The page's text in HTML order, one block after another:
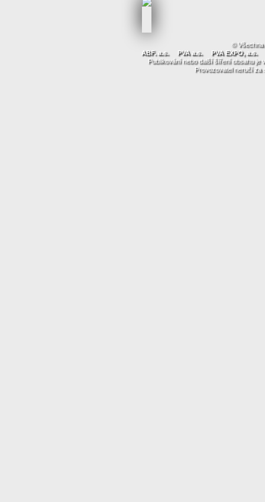
© Všechna
ABF. a.s.
PVA a.s.
PVA EXPO, a.s.
Publikování nebo další šíření obsahu
Provozovatel neručí za